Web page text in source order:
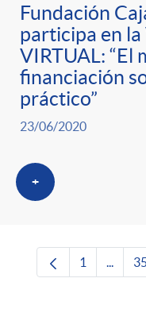
Fundación
participa en
VIRTUAL: “El
financiación
práctico”
23/06/2020
+
Página
1 ...